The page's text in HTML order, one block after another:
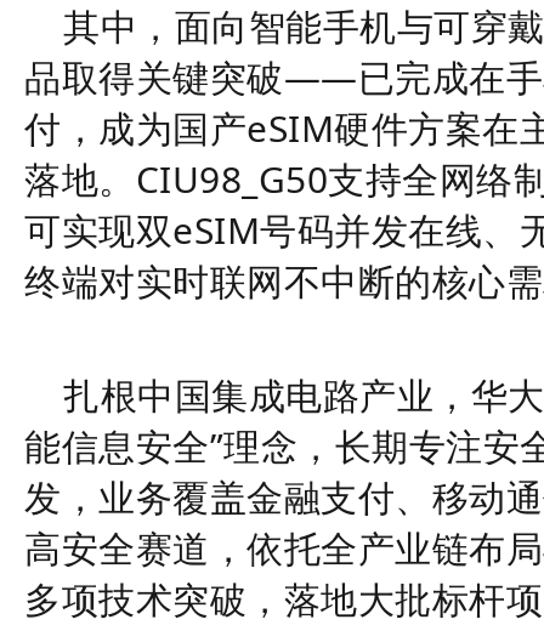
其中，面向智能手机与可穿
品取得关键突破——已完成在
付，成为国产eSIM硬件方案在
落地。CIU98_G50支持全网络
可实现双eSIM号码并发在线、
终端对实时联网不中断的核心
扎根中国集成电路产业，华
能信息安全”理念，长期专注安
发， 业务覆盖金融支付、移动
高安全赛道 ，依托全产业链布
多项技术突破，落地大批标杆